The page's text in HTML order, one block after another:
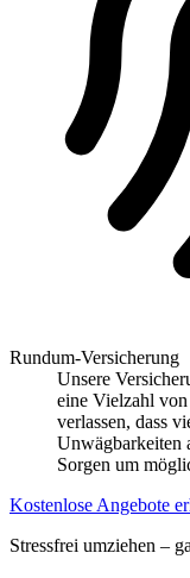
Rundum-Versicherung
Unsere
eine Vielzahl
verlassen, dass
Unwägbarkeiten
Sorgen um
Kostenlose Angebote
Stressfrei umziehen –